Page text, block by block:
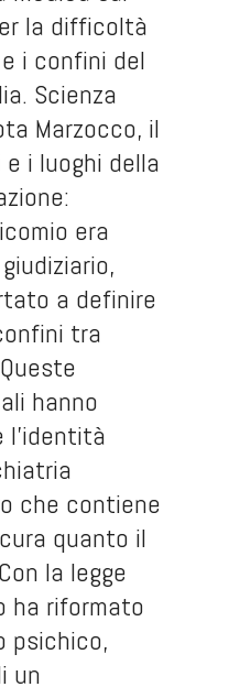
la difficoltà
i confini del
Scienza
Marzocco, il
i luoghi della
era
a definire
tra
hanno
che contiene
quanto il
la legge
ha riformato
psichico,
un